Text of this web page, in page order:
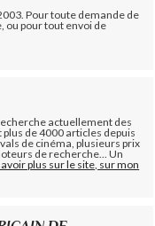
Pour toute demande de
ou pour tout envoi de
actuellement des
de 4000 articles depuis
de cinéma, plusieurs prix
de recherche... Un
plus sur le site, sur mon